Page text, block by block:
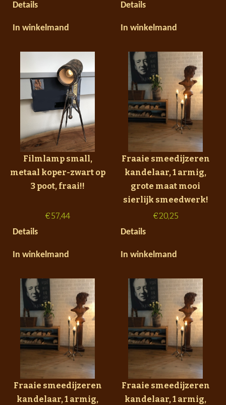
Details
In winkelmand
Details
In winkelmand
Filmlamp small,
metaal koper-zwart op
3 poot, fraai!!
€57,44
Details
In winkelmand
Fraaie smeedijzeren
kandelaar, 1 armig,
grote maat mooi
sierlijk smeedwerk!
€20,25
Details
In winkelmand
Fraaie smeedijzeren
kandelaar, 1 armig,
Fraaie smeedijzeren
kandelaar, 1 armig,